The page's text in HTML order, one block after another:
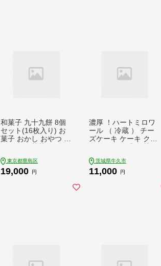
和菓子 九十九餅 8個
セット(16枚入り) お
菓子 おかし おやつ ス
土産 冷蔵 東京 目白
志むら
東京都豊島区
19,000 円
濃厚 ！ハートミロワ
ール （ 冷蔵 ） チー
ズケーキ ケーキ クリ
イーツ おうちカフェ
お菓子 おやつ お取り
茨城県牛久市
11,000 円